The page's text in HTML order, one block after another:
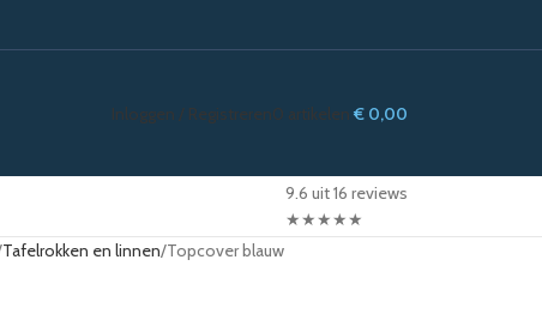
Inloggen / Registreren0 artikelen € 0,00
9.6 uit 16 reviews
★★★★★
Tafelrokken en linnen Topcover blauw